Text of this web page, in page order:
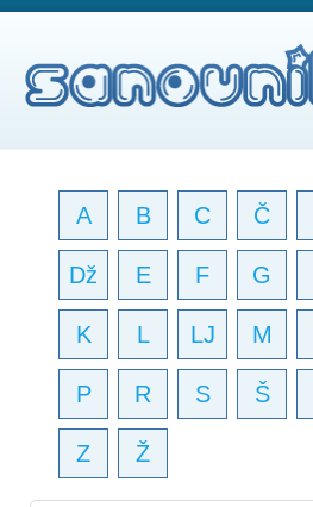
A B C Č
Dž E F G
K L LJ M
P R S Š
Z Ž